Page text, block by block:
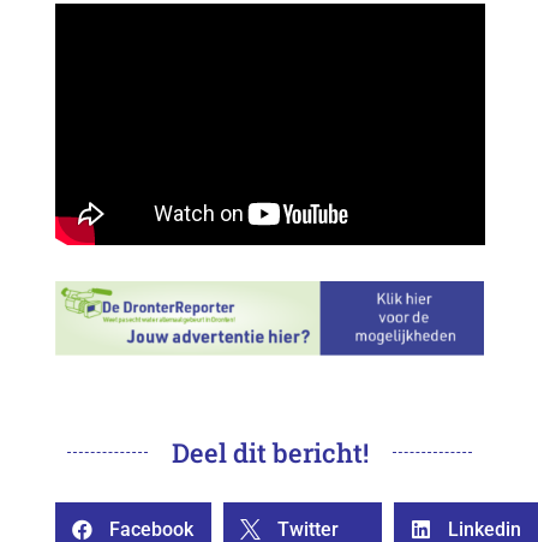
Deel dit bericht!
 Facebook  Twitter  Linkedin